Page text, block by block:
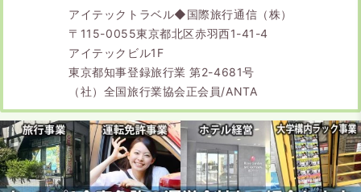
アイテックトラベル◆国際旅行通信（株）
〒115-0055東京都北区赤羽西1-41-4
アイテックビル1F
東京都知事登録旅行業 第2-4681号
（社）全国旅行業協会正会員/ANTA